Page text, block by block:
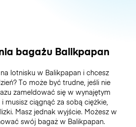
bagażu Balikpapan
na lotnisku w Balikpapan i chcesz
To może być trudne, jeśli nie
zameldować się w wynajętym
musisz ciągnąć za sobą ciężkie,
Masz jednak wyjście. Możesz w
swój bagaż w Balikpapan.